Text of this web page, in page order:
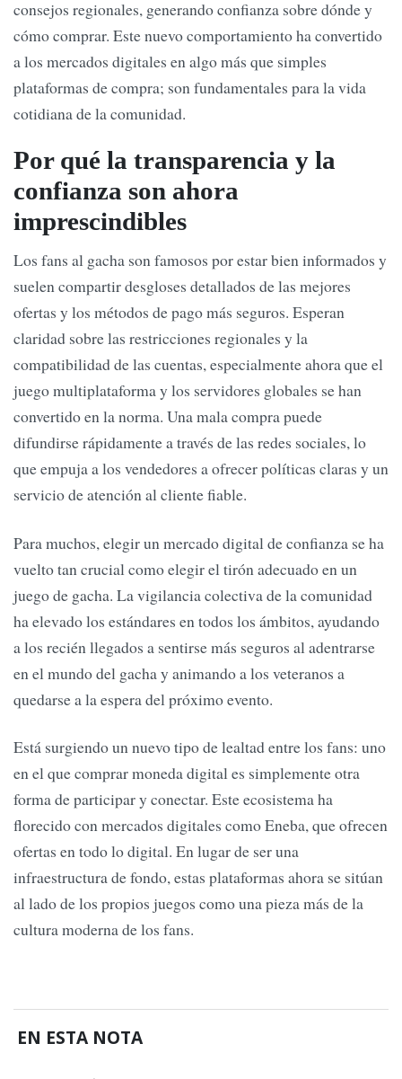
consejos regionales, generando confianza sobre dónde y
cómo comprar. Este nuevo comportamiento ha convertido
a los mercados digitales en algo más que simples
plataformas de compra; son fundamentales para la vida
cotidiana de la comunidad.
Por qué la transparencia y la
confianza son ahora
imprescindibles
Los fans al gacha son famosos por estar bien informados y
suelen compartir desgloses detallados de las mejores
ofertas y los métodos de pago más seguros. Esperan
claridad sobre las restricciones regionales y la
compatibilidad de las cuentas, especialmente ahora que el
juego multiplataforma y los servidores globales se han
convertido en la norma. Una mala compra puede
difundirse rápidamente a través de las redes sociales, lo
que empuja a los vendedores a ofrecer políticas claras y un
servicio de atención al cliente fiable.
Para muchos, elegir un mercado digital de confianza se ha
vuelto tan crucial como elegir el tirón adecuado en un
juego de gacha. La vigilancia colectiva de la comunidad
ha elevado los estándares en todos los ámbitos, ayudando
a los recién llegados a sentirse más seguros al adentrarse
en el mundo del gacha y animando a los veteranos a
quedarse a la espera del próximo evento.
Está surgiendo un nuevo tipo de lealtad entre los fans: uno
en el que comprar moneda digital es simplemente otra
forma de participar y conectar. Este ecosistema ha
florecido con mercados digitales como Eneba, que ofrecen
ofertas en todo lo digital. En lugar de ser una
infraestructura de fondo, estas plataformas ahora se sitúan
al lado de los propios juegos como una pieza más de la
cultura moderna de los fans.
EN ESTA NOTA